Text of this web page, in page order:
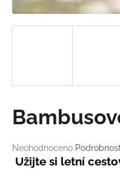
Průměrné
hodnocení
produktu
Neohodnoceno
Užijte si letní
D
o
o
r